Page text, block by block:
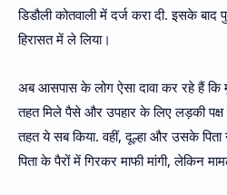
डिडौली कोतवाली में दर्ज करा दी. इसके
हिरासत में ले लिया।
अब आसपास के लोग ऐसा दावा कर रहे हैं कि
तहत मिले पैसे और उपहार के लिए लड़की पक्ष
तहत ये सब किया. वहीं, दूल्हा और उसके
पिता के पैरों में गिरकर माफी मांगी, लेकिन